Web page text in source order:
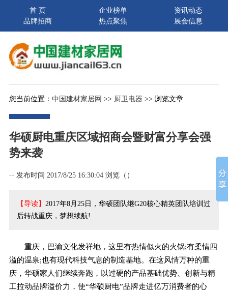
首 页 企业榜单
资讯动态
品牌招商
热点聚焦 展会信息
您当前位置： 中国建材家居网 >> 厨卫电器 >> 浏览文章
华硕厨电重庆区域招商会暨财富分享会强
势来袭
-- 发布时间 2017/8/25 16:30:04 浏览（ ）
【导读】 2017年8月25日，华硕团队继G20核心精英团队培训过
后转战重庆，梦想续航!
重庆，巴渝文化发祥地，这里有热情似火的火锅;有柔情四
溢的温泉;也有现代科技气息的制造基地。在这风情万种的重
庆，华硕家人们继续奔跑，以过硬的产品基础优势、创新与精
工拉动品牌溢价力，使“华硕厨电”品牌走进亿万消费者的心